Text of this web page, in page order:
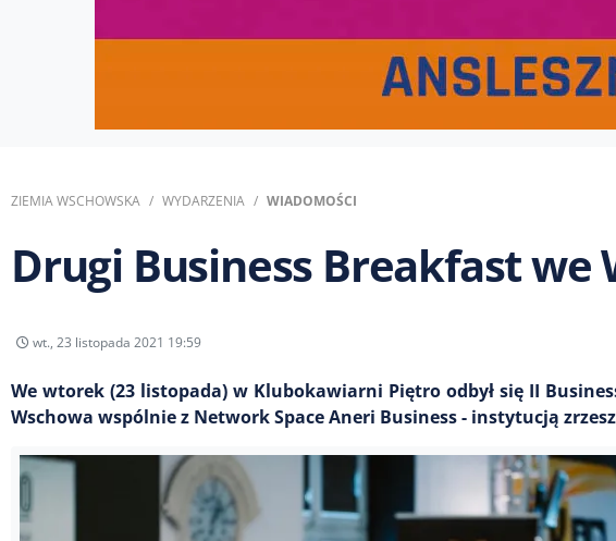
ZIEMIA WSCHOWSKA WYDARZENIA WIADOMOŚCI
Drugi Business Breakfast we
wt., 23 listopada 2021 19:59
We wtorek (23 listopada) w Klubokawiarni Piętro odbył się II
Wschowa wspólnie z Network Space Aneri Business - instytucją